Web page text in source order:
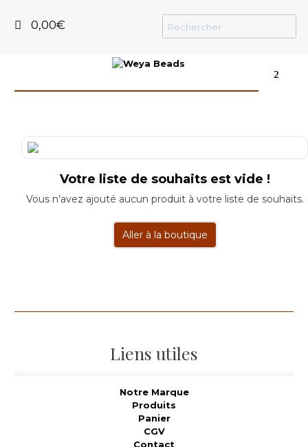
0,00€
²
Votre liste de souhaits est vide !
Vous n’avez ajouté aucun produit à votre liste de souhaits.
Aller à la boutique
Liens utiles
Notre Marque
Produits
Panier
CGV
Contact